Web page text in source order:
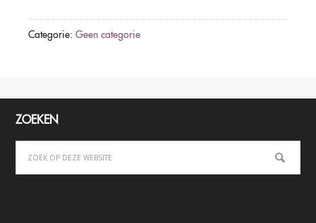
Categorie: Geen categorie
ZOEKEN